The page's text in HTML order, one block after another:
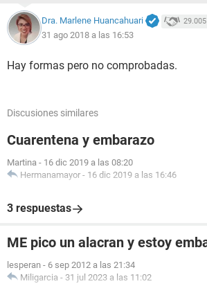
Dra. Marlene Huancahuari 29.005
31 ago 2018 a las 16:53
Hay formas pero no comprobadas.
Discusiones similares
Cuarentena y embarazo
Martina - 16 dic 2019 a las 08:20
Hermanamayor - 16 dic 2019 a las 16:46
3 respuestas
ME pico un alacran y estoy
lesperan - 6 sep 2012 a las 21:34
Miligarcia - 31 jul 2023 a las 11:02